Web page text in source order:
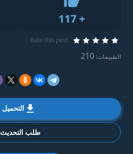
+
117
Like
Rate this post
التقييمات: 210
التحميل
طلب التحديث